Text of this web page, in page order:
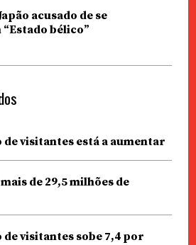
acusado de se
bélico”
visitantes está a aumentar
de 29,5 milhões de
visitantes sobe 7,4 por